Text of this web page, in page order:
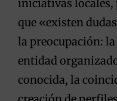
iniciativas locales,
que «existen
la preocupación:
entidad
conocida, la